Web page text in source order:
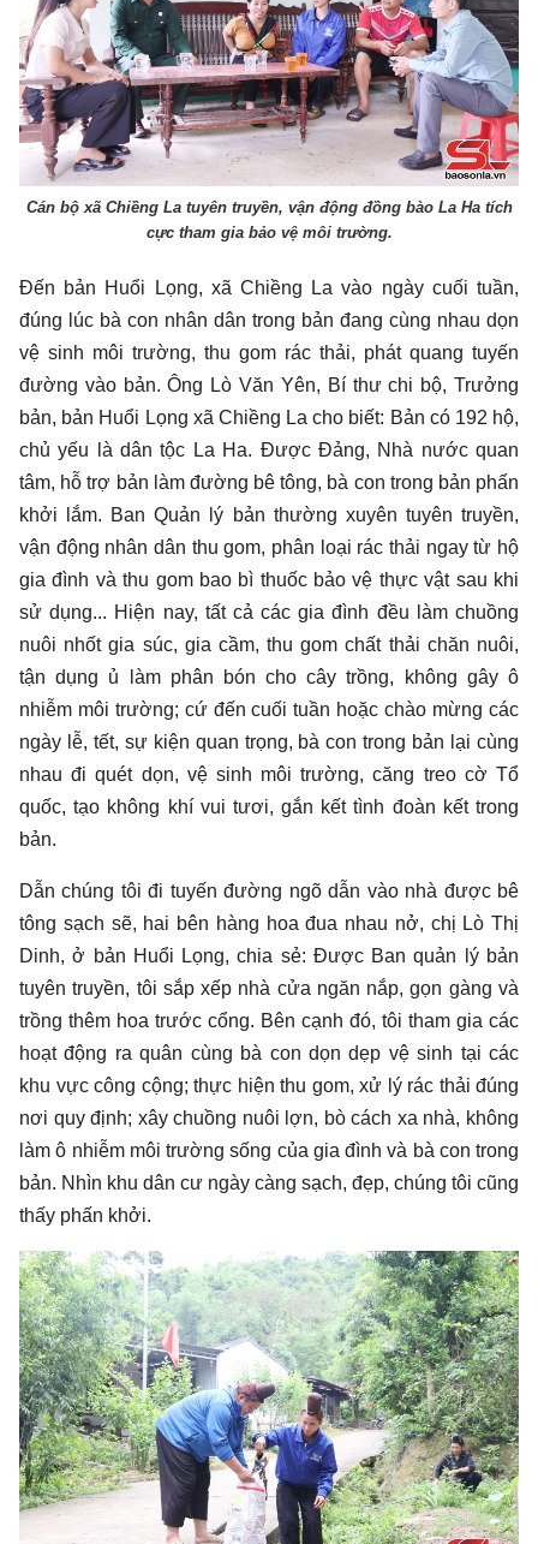
Cán bộ xã Chiềng La tuyên truyền, vận động đồng bào La Ha tích
cực tham gia bảo vệ môi trường.
Đến bản Huổi Lọng, xã Chiềng La vào ngày cuối tuần,
đúng lúc bà con nhân dân trong bản đang cùng nhau dọn
vệ sinh môi trường, thu gom rác thải, phát quang tuyến
đường vào bản. Ông Lò Văn Yên, Bí thư chi bộ, Trưởng
bản, bản Huổi Lọng xã Chiềng La cho biết: Bản có 192 hộ,
chủ yếu là dân tộc La Ha. Được Đảng, Nhà nước quan
tâm, hỗ trợ bản làm đường bê tông, bà con trong bản phấn
khởi lắm. Ban Quản lý bản thường xuyên tuyên truyền,
vận động nhân dân thu gom, phân loại rác thải ngay từ hộ
gia đình và thu gom bao bì thuốc bảo vệ thực vật sau khi
sử dụng... Hiện nay, tất cả các gia đình đều làm chuồng
nuôi nhốt gia súc, gia cầm, thu gom chất thải chăn nuôi,
tận dụng ủ làm phân bón cho cây trồng, không gây ô
nhiễm môi trường; cứ đến cuối tuần hoặc chào mừng các
ngày lễ, tết, sự kiện quan trọng, bà con trong bản lại cùng
nhau đi quét dọn, vệ sinh môi trường, căng treo cờ Tổ
quốc, tạo không khí vui tươi, gắn kết tình đoàn kết trong
bản.
Dẫn chúng tôi đi tuyến đường ngõ dẫn vào nhà được bê
tông sạch sẽ, hai bên hàng hoa đua nhau nở, chị Lò Thị
Dinh, ở bản Huổi Lọng, chia sẻ: Được Ban quản lý bản
tuyên truyền, tôi sắp xếp nhà cửa ngăn nắp, gọn gàng và
trồng thêm hoa trước cổng. Bên cạnh đó, tôi tham gia các
hoạt động ra quân cùng bà con dọn dẹp vệ sinh tại các
khu vực công cộng; thực hiện thu gom, xử lý rác thải đúng
nơi quy định; xây chuồng nuôi lợn, bò cách xa nhà, không
làm ô nhiễm môi trường sống của gia đình và bà con trong
bản. Nhìn khu dân cư ngày càng sạch, đẹp, chúng tôi cũng
thấy phấn khởi.